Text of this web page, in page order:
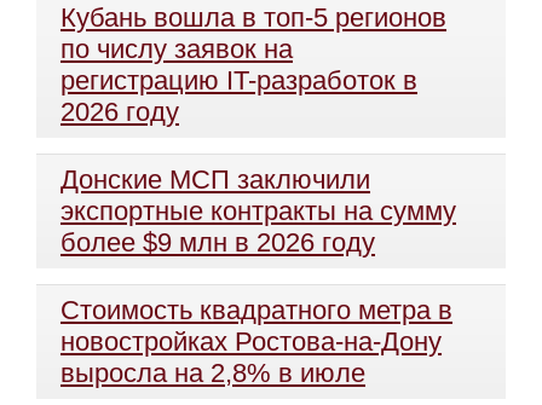
Кубань вошла в топ-5 регионов
по числу заявок на
регистрацию IT-разработок в
2026 году
Донские МСП заключили
экспортные контракты на сумму
более $9 млн в 2026 году
Стоимость квадратного метра в
новостройках Ростова-на-Дону
выросла на 2,8% в июле